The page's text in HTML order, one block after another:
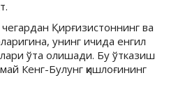
Қирғизистоннинг ва
унинг ичида енгил
ўта олишади. Бу ўтказиш
Кенг-Булунг қишлоғининг